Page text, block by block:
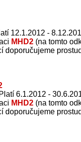
12.1.2012 -
MHD2(na tomto
doporučujeme
6.1.2012 -
MHD2(na tomto
doporučujeme